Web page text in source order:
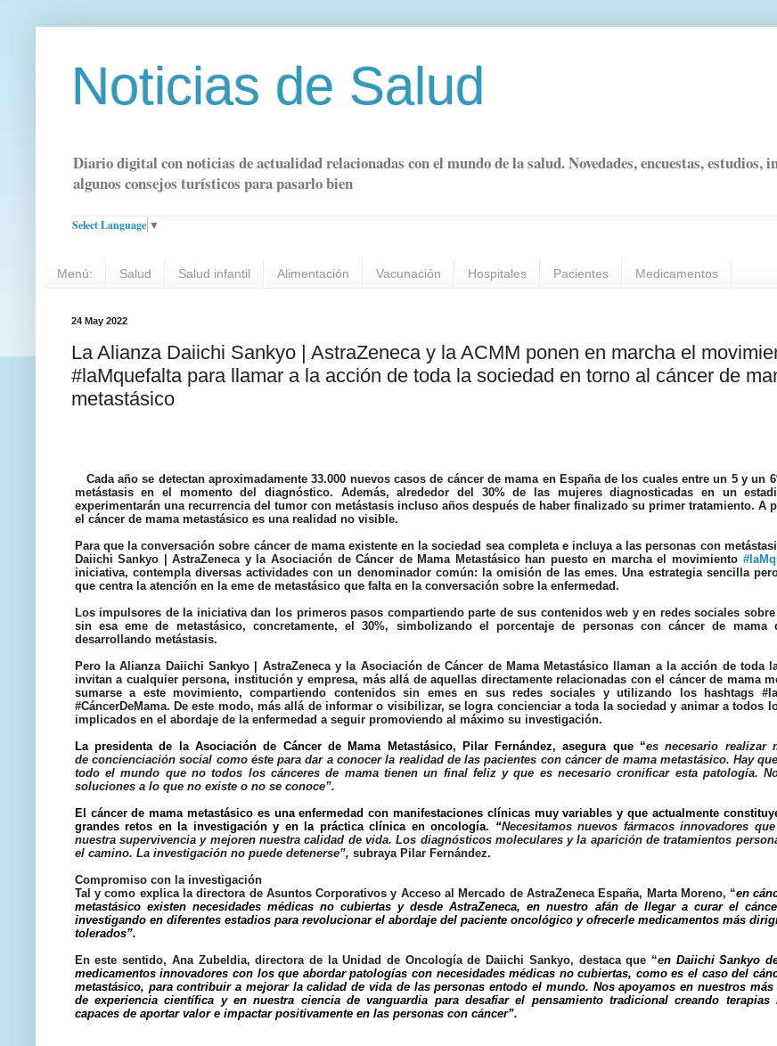
Noticias de Salud
Diario digital con noticias de actualidad relacionadas con el mundo de la salud. Novedades, encuestas,
algunos consejos turísticos para pasarlo bien
Select Language ▼
Menú: Salud Salud infantil Alimentación Vacunación Hospitales Pacientes Medicamentos
24 May 2022
La Alianza Daiichi Sankyo | AstraZeneca y la ACMM ponen en marcha el
#laMquefalta para llamar a la acción de toda la sociedad en torno al cáncer de
metastásico
Cada año se detectan aproximadamente 33.000 nuevos casos de cáncer de mama en Españade los cuales entre un 5 y un
metástasis en el momento del diagnóstico. Además, alrededor del 30% de las mujeres diagnosticadas en un
experimentarán una recurrencia del tumor con metástasis incluso años después de haber finalizado su primer tratamiento. A
el cáncer de mama metastásico es una realidad no visible.
Para que la conversación sobre cáncer de mama existente en la sociedad sea completa e incluya a las personas con
Daiichi Sankyo | AstraZenecay laAsociación de Cáncer de Mama Metastásicohan puesto en marcha el movimiento
iniciativa, contempla diversas actividades con un denominador común: la omisión de las emes. Una estrategia sencilla
que centra la atención en la eme de metastásico que falta en la conversación sobre la enfermedad.
Los impulsores de la iniciativa dan los primeros pasos compartiendo parte de sus contenidos web y en redes sociales
sin esa eme de metastásico, concretamente, el 30%, simbolizando el porcentaje de personas con cáncer de mama
desarrollando metástasis.
Pero la Alianza Daiichi Sankyo | AstraZeneca y la Asociación de Cáncer de Mama Metastásico llaman a la acción de toda
invitan a cualquier persona, institución y empresa, más allá de aquellas directamente relacionadas con el cáncer de mama
sumarse a este movimiento, compartiendo contenidos sin emes en sus redes sociales y utilizando los hashtags
#CáncerDeMama. De este modo, más allá de informar o visibilizar, se logra concienciar a toda la sociedad y animar a todos
implicados en el abordaje de la enfermedad a seguir promoviendo al máximo su investigación.
La presidenta de laAsociación de Cáncer de Mama Metastásico, Pilar Fernández,asegura que “es necesario realizar
de concienciación social como éste para dar a conocer la realidad de las pacientes con cáncer de mama metastásico. Hay
todo el mundo que no todos los cánceres de mama tienen un final feliz y que es necesario cronificar esta patología.
soluciones a lo que no existe o no se conoce”.
El cáncer de mama metastásico es una enfermedad con manifestaciones clínicas muy variables y que actualmente
grandes retos en la investigación y en la práctica clínica en oncología. “Necesitamos nuevos fármacos innovadores
nuestra supervivencia y mejoren nuestra calidad de vida. Los diagnósticos moleculares y la aparición de tratamientos
el camino. La investigación no puede detenerse”, subraya Pilar Fernández.
Compromiso con la investigación
Tal y como explica la directora de Asuntos Corporativos y Acceso al Mercado de AstraZeneca España, Marta Moreno, “en
metastásico existen necesidades médicas no cubiertas y desde AstraZeneca, en nuestro afán de llegar a curar el
investigando en diferentes estadios para revolucionar el abordaje del paciente oncológico y ofrecerle medicamentos más
tolerados”.
En este sentido, Ana Zubeldia, directora de la Unidad de Oncología de Daiichi Sankyo, destaca que “en Daiichi Sankyo
medicamentos innovadores con los que abordar patologías con necesidades médicas no cubiertas, como es el caso del
metastásico, para contribuir a mejorar la calidad de vida de las personas en ​todo el mundo. Nos apoyamos en nuestros más
de experiencia científica​ y en nuestra ciencia de vanguardia para desafiar el pensamiento tradicional creando terapias
capaces de aportar valor e impactar positivamente en las personas con cáncer”.